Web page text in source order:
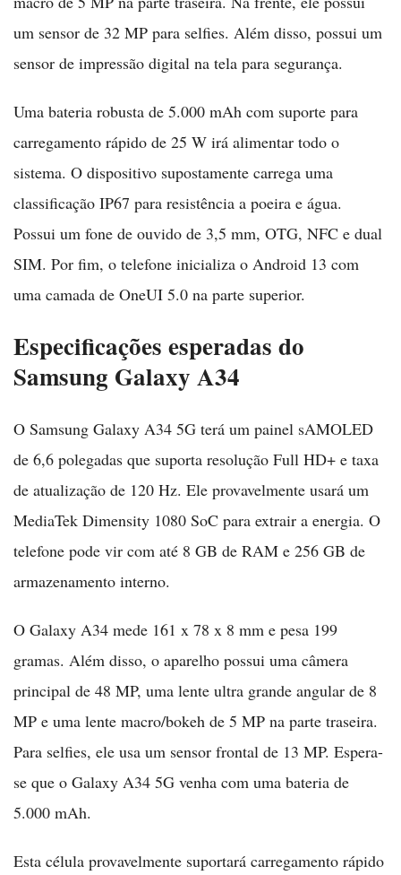
um sensor de 32 MP para selfies. Além disso, possui um
sensor de impressão digital na tela para segurança.
Uma bateria robusta de 5.000 mAh com suporte para
carregamento rápido de 25 W irá alimentar todo o
sistema. O dispositivo supostamente carrega uma
classificação IP67 para resistência a poeira e água.
Possui um fone de ouvido de 3,5 mm, OTG, NFC e dual
SIM. Por fim, o telefone inicializa o Android 13 com
uma camada de OneUI 5.0 na parte superior.
Especificações esperadas do
Samsung Galaxy A34
O Samsung Galaxy A34 5G terá um painel sAMOLED
de 6,6 polegadas que suporta resolução Full HD+ e taxa
de atualização de 120 Hz. Ele provavelmente usará um
MediaTek Dimensity 1080 SoC para extrair a energia. O
telefone pode vir com até 8 GB de RAM e 256 GB de
armazenamento interno.
O Galaxy A34 mede 161 x 78 x 8 mm e pesa 199
gramas. Além disso, o aparelho possui uma câmera
principal de 48 MP, uma lente ultra grande angular de 8
MP e uma lente macro/bokeh de 5 MP na parte traseira.
Para selfies, ele usa um sensor frontal de 13 MP. Espera-
se que o Galaxy A34 5G venha com uma bateria de
5.000 mAh.
Esta célula provavelmente suportará carregamento rápido